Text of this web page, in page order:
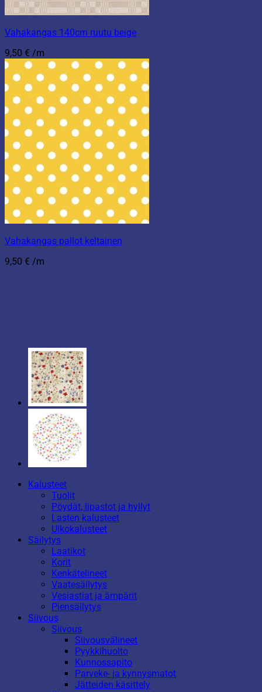
Vahakangas 140cm ruutu beige
9,50 € /m
Vahakangas pallot keltainen
9,50 € /m
Kalusteet
Tuolit
Pöydät, lipastot ja hyllyt
Lasten kalusteet
Ulkokalusteet
Säilytys
Laatikot
Korit
Kenkätelineet
Vaatesäilytys
Vesiastiat ja ämpärit
Piensäilytys
Siivous
Siivous
Siivousvälineet
Pyykkihuolto
Kunnossapito
Parveke- ja kynnysmatot
Jätteiden käsittely